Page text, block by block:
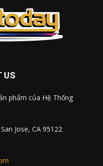
US
phẩm của Hệ Thống
Jose, CA 95122